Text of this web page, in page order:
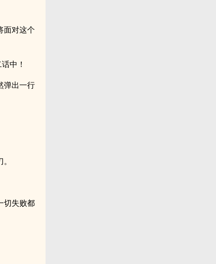
面对这个
中！
弹出一行
切失败都